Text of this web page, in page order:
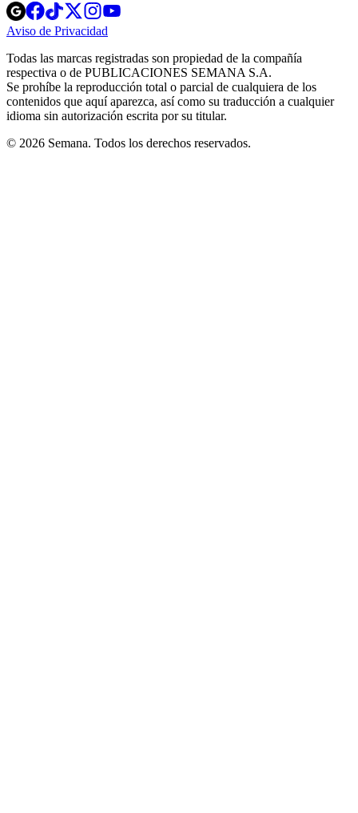
Opens
in
new
Opens
in
new
Opens
in
new
window
Opens
new
windowwindow
Aviso de Privacidad
new
window
Todas las marcas registradas son propiedad de la compañía
respectiva o de PUBLICACIONES SEMANA S.A.
Se prohíbe la reproducción total o parcial de cualquiera de los
contenidos que aquí aparezca, así como su traducción a cualquier
idioma sin autorización escrita por su titular.
© 2026 Semana. Todos los derechos reservados.